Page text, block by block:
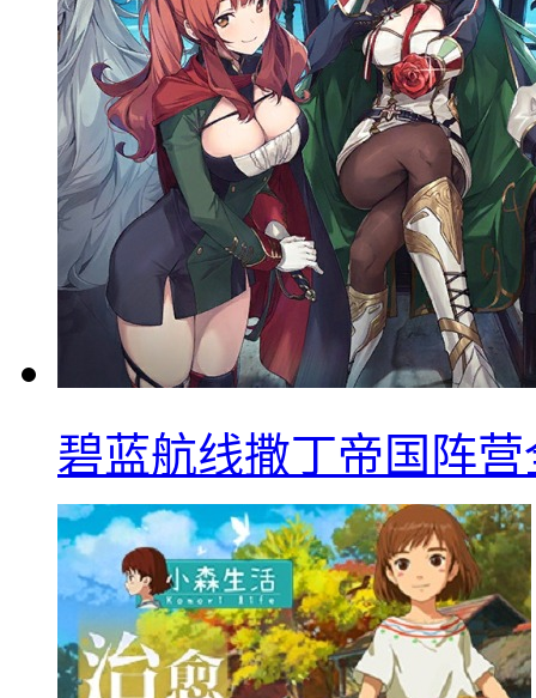
碧蓝航线撒丁帝国阵